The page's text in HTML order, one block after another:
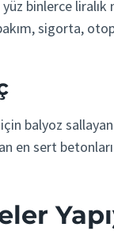
binlerce
sigorta,
balyoz
en sert betonları